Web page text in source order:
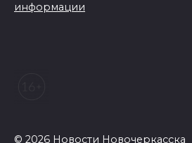
информации
© 2026 Новости Новочеркасска